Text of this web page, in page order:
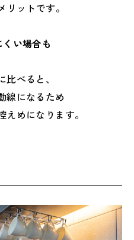
ットです。
い場合も
べると、
線になるため
めになります。